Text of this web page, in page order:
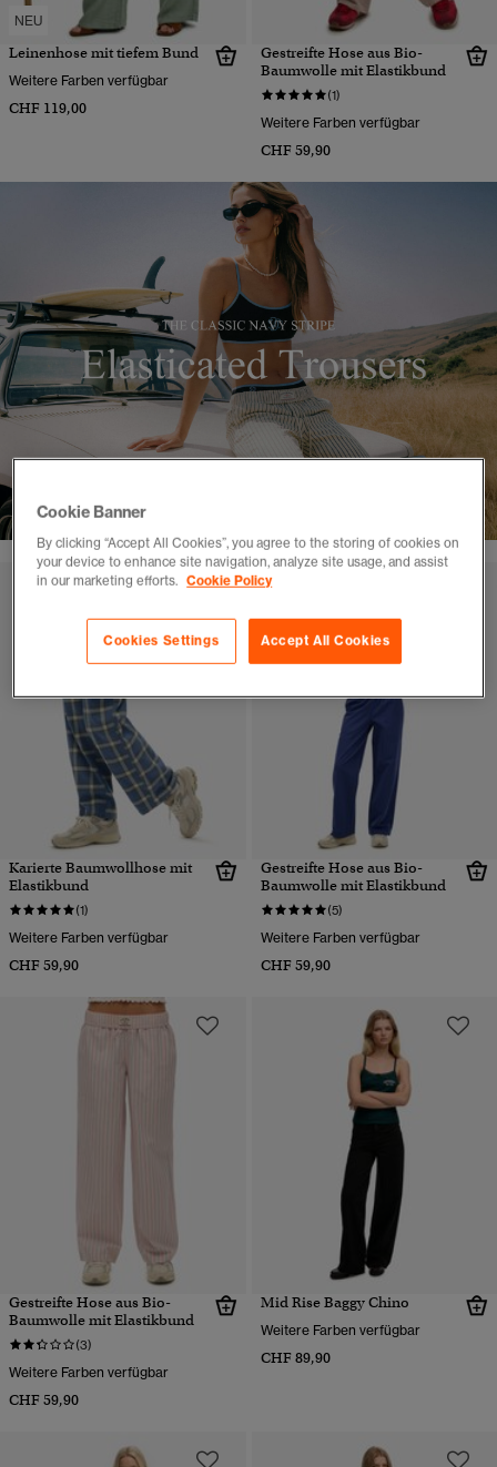
NEU
Leinenhose mit tiefem Bund
Weitere Farben verfügbar
CHF 119,00
Gestreifte Hose aus Bio-
Baumwolle mit Elastikbund
(1)
Weitere Farben verfügbar
CHF 59,90
Karierte Baumwollhose mit
Elastikbund
(1)
Weitere Farben verfügbar
CHF 59,90
Gestreifte Hose aus Bio-
Baumwolle mit Elastikbund
(5)
Weitere Farben verfügbar
CHF 59,90
Gestreifte Hose aus Bio-
Baumwolle mit Elastikbund
(3)
Weitere Farben verfügbar
CHF 59,90
Mid Rise Baggy Chino
Weitere Farben verfügbar
CHF 89,90
Cookie Banner
By clicking “Accept All Cookies”, you agree to the storing of cookies on
your device to enhance site navigation, analyze site usage, and assist
in our marketing efforts. Cookie Policy
Accept All Cookies
Cookies Settings